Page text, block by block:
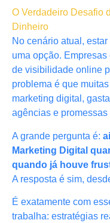
O Verdadeiro Desafio
Dinheiro
No cenário atual,
uma opção.
de visibilidade online
problema é que
marketing digital,
agências e
A grande pergunta é:
Marketing Digital
quando já houve
A resposta é sim,
É exatamente com
trabalha: estratégias